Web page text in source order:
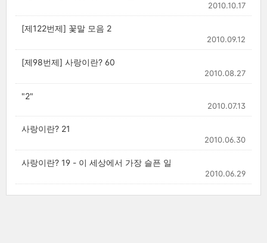
2010.10.17
[제122번제] 꽃말 모음 2
2010.09.12
[제98번제] 사랑이란? 60
2010.08.27
"2"
2010.07.13
사랑이란? 21
2010.06.30
사랑이란? 19 - 이 세상에서 가장 슬픈 일
2010.06.29